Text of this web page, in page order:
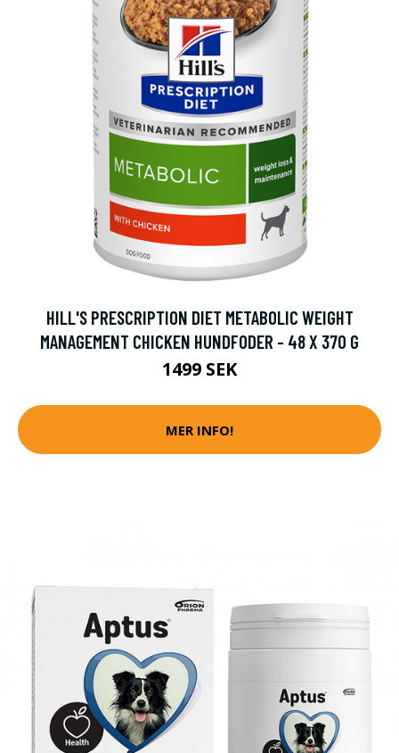
HILL'S PRESCRIPTION DIET METABOLIC WEIGHT
MANAGEMENT CHICKEN HUNDFODER - 48 X 370 G
1499 SEK
MER INFO!